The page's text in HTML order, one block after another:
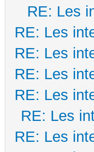
RE: Les
RE: Les
RE: Les
RE: Les
RE: Les
RE: Les
RE: Les